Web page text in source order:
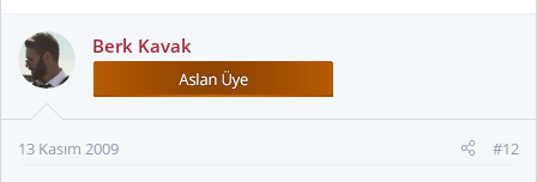
Berk Kavak
13 Kasım 2009 #12